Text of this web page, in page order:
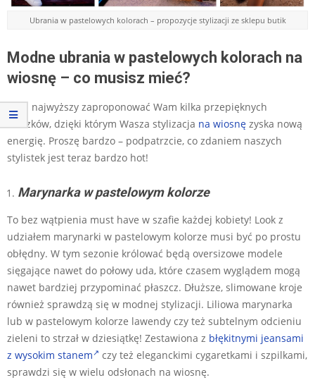
Ubrania w pastelowych kolorach – propozycje stylizacji ze sklepu butik
Modne ubrania w pastelowych kolorach na
wiosnę – co musisz mieć?
Czas najwyższy zaproponować Wam kilka przepięknych
ciuszków, dzięki którym Wasza stylizacja na wiosnę zyska nową
energię. Proszę bardzo – podpatrzcie, co zdaniem naszych
stylistek jest teraz bardzo hot!
Marynarka w pastelowym kolorze
To bez wątpienia must have w szafie każdej kobiety! Look z
udziałem marynarki w pastelowym kolorze musi być po prostu
obłędny. W tym sezonie królować będą oversizowe modele
sięgające nawet do połowy uda, które czasem wyglądem mogą
nawet bardziej przypominać płaszcz. Dłuższe, slimowane kroje
również sprawdzą się w modnej stylizacji. Liliowa marynarka
lub w pastelowym kolorze lawendy czy też subtelnym odcieniu
zieleni to strzał w dziesiątkę! Zestawiona z błękitnymi jeansami
z wysokim stanem
czy też eleganckimi cygaretkami i szpilkami,
sprawdzi się w wielu odsłonach na wiosnę.